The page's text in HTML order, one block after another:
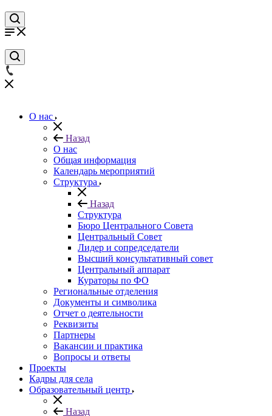
О нас
Назад
О нас
Общая информация
Календарь мероприятий
Структура
Назад
Структура
Бюро Центрального Совета
Центральный Совет
Лидер и сопредседатели
Высший консультативный совет
Центральный аппарат
Кураторы по ФО
Региональные отделения
Документы и символика
Отчет о деятельности
Реквизиты
Партнеры
Вакансии и практика
Вопросы и ответы
Проекты
Кадры для села
Образовательный центр
Назад